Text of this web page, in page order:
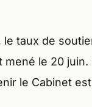
taux de
le 20 juin.
le Cabinet